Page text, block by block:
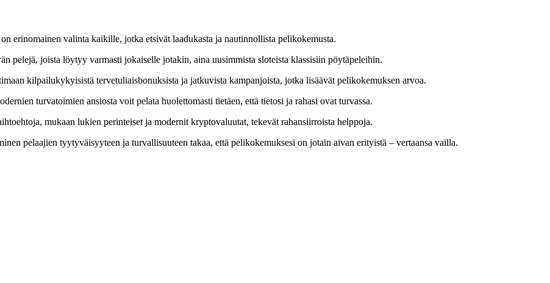
erinomainen valinta kaikille, jotka etsivät laadukasta ja nautinnollista pelikokemusta.
pelejä, joista löytyy varmasti jokaiselle jotakin, aina uusimmista sloteista klassisiin pöytäpeleihin.
kilpailukykyisistä tervetuliaisbonuksista ja jatkuvista kampanjoista, jotka lisäävät pelikokemuksen arvoa.
turvatoimien ansiosta voit pelata huolettomasti tietäen, että tietosi ja rahasi ovat turvassa.
mukaan lukien perinteiset ja modernit kryptovaluutat, tekevät rahansiirroista helppoja.
pelaajien tyytyväisyyteen ja turvallisuuteen takaa, että pelikokemuksesi on jotain aivan erityistä – vertaansa vailla.